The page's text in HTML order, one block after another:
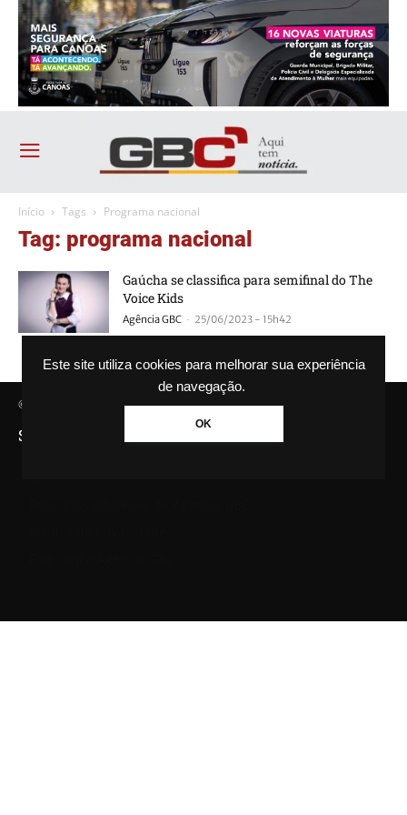
Este site utiliza cookies para melhorar sua experiência
de navegação.
OK
Início Tags Programa nacional
Tag: programa nacional
Gaúcha se classifica para semifinal do The
Voice Kids
Agência GBC - 25/06/2023 - 15h42
© Agência GBC. Aqui tem notícia. Todos os direitos reservados.
SAIBA MAIS SOBRE A AGÊNCIA GBC